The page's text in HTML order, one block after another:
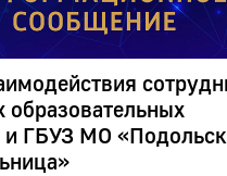
и ГБУЗ МО